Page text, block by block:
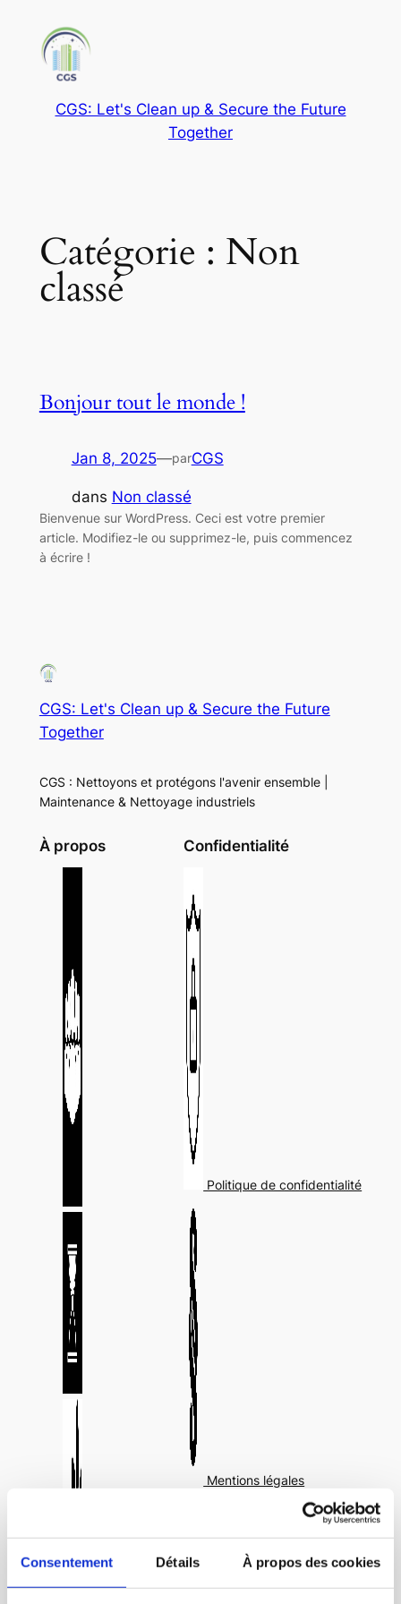
Consentement Détails À propos des cookies
contenu
CGS: Let's Clean up & Secure the Future
Together
Catégorie : Non
classé
Bonjour tout le monde !
Jan 8, 2025—parCGS
dans Non classé
Bienvenue sur WordPress. Ceci est votre premier
article. Modifiez-le ou supprimez-le, puis commencez
à écrire !
CGS: Let's Clean up & Secure the Future
Together
CGS : Nettoyons et protégons l'avenir ensemble |
Maintenance & Nettoyage industriels
À propos Confidentialité
Politique de confidentialité
Mentions légales